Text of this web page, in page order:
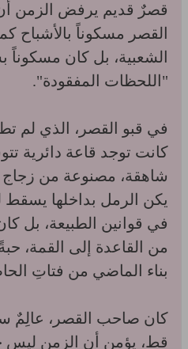
قصرٌ قديم يرفض الزمن
القصر مسكوناً بالأشباح
الشعبية، بل كان مسكوناً
"اللحظات المفقودة".
في قبو القصر، الذي لم
كانت توجد قاعة دائرية
شاهقة، مصنوعة من زجاج
يكن الرمل بداخلها يسقط
في قوانين الطبيعة، بل
من القاعدة إلى القمة،
بناء الماضي من فتاتِ
كان صاحب القصر، عالِمٌ
قط، يؤمن أن الزمن ليس